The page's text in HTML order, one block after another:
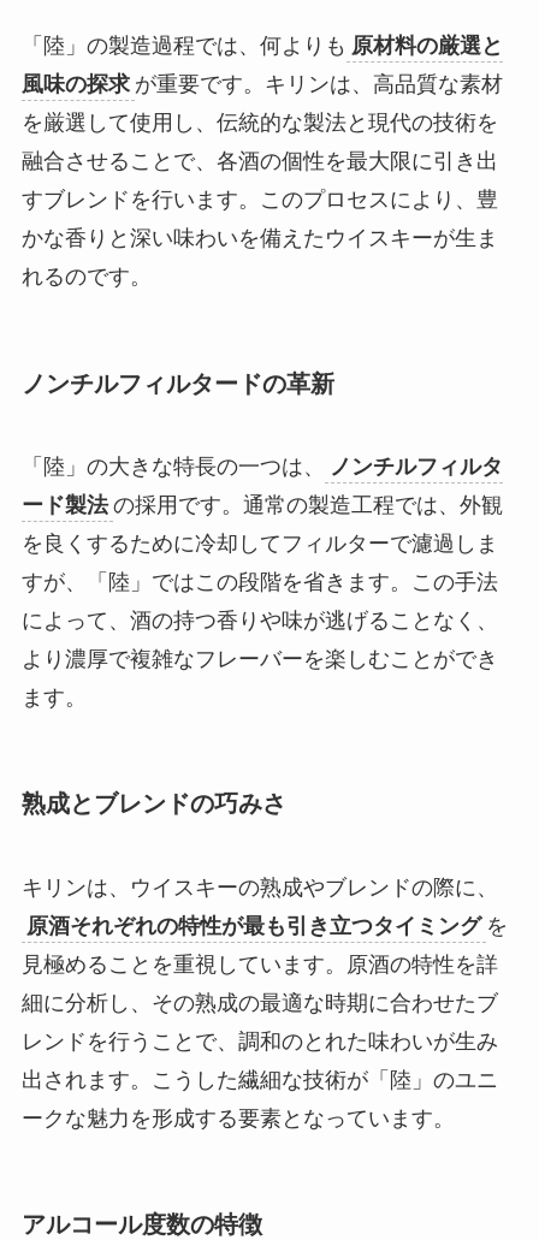
「陸」の製造過程では、何よりも 原材料の厳選と
風味の探求 が重要です。キリンは、高品質な素材
を厳選して使用し、伝統的な製法と現代の技術を
融合させることで、各酒の個性を最大限に引き出
すブレンドを行います。このプロセスにより、豊
かな香りと深い味わいを備えたウイスキーが生ま
れるのです。
ノンチルフィルタードの革新
「陸」の大きな特長の一つは、
ノンチルフィルタ
ード製法 の採用です。通常の製造工程では、外観
を良くするために冷却してフィルターで濾過しま
すが、「陸」ではこの段階を省きます。この手法
によって、酒の持つ香りや味が逃げることなく、
より濃厚で複雑なフレーバーを楽しむことができ
ます。
熟成とブレンドの巧みさ
キリンは、ウイスキーの熟成やブレンドの際に、
原酒それぞれの特性が最も引き立つタイミング を
見極めることを重視しています。原酒の特性を詳
細に分析し、その熟成の最適な時期に合わせたブ
レンドを行うことで、調和のとれた味わいが生み
出されます。こうした繊細な技術が「陸」のユニ
ークな魅力を形成する要素となっています。
アルコール度数の特徴